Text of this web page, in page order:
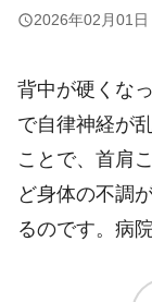
query_builder2026年02月01日
背中が硬くな
で自律神経が
ことで、首肩
ど身体の不調
るのです。病